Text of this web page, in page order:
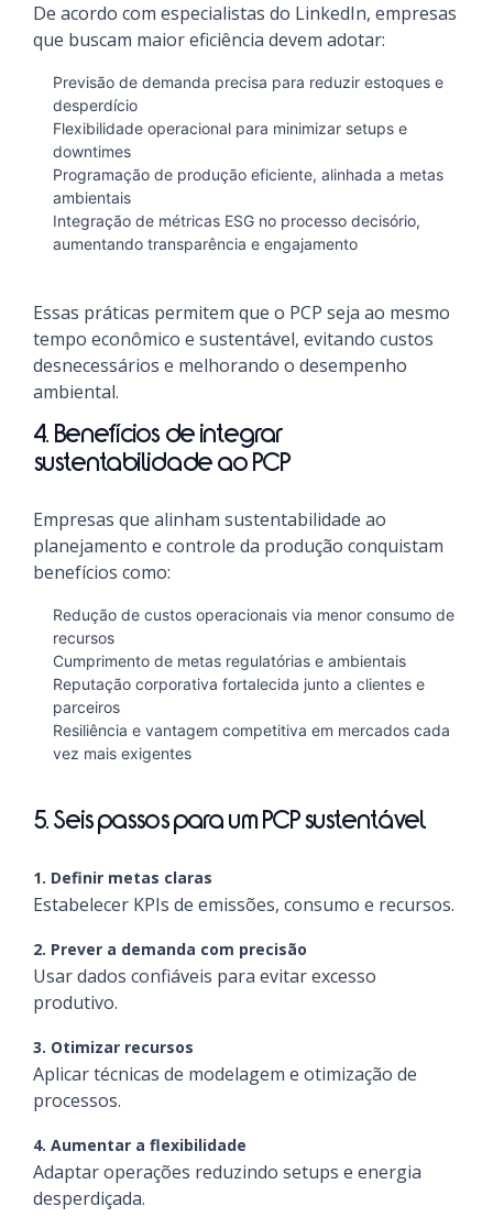
De acordo com especialistas do LinkedIn, empresas
que buscam maior eficiência devem adotar:
Previsão de demanda precisa para reduzir estoques e
desperdício
Flexibilidade operacional para minimizar setups e
downtimes
Programação de produção eficiente, alinhada a metas
ambientais
Integração de métricas ESG no processo decisório,
aumentando transparência e engajamento
Essas práticas permitem que o PCP seja ao mesmo
tempo econômico e sustentável, evitando custos
desnecessários e melhorando o desempenho
ambiental.
4. Benefícios de integrar
sustentabilidade ao PCP
Empresas que alinham sustentabilidade ao
planejamento e controle da produção conquistam
benefícios como:
Redução de custos operacionais via menor consumo de
recursos
Cumprimento de metas regulatórias e ambientais
Reputação corporativa fortalecida junto a clientes e
parceiros
Resiliência e vantagem competitiva em mercados cada
vez mais exigentes
5. Seis passos para um PCP sustentável
1. Definir metas claras
Estabelecer KPIs de emissões, consumo e recursos.
2. Prever a demanda com precisão
Usar dados confiáveis para evitar excesso
produtivo.
3. Otimizar recursos
Aplicar técnicas de modelagem e otimização de
processos.
4. Aumentar a flexibilidade
Adaptar operações reduzindo setups e energia
desperdiçada.